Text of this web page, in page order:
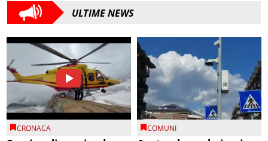
ULTIME NEWS
CRONACA COMUNI